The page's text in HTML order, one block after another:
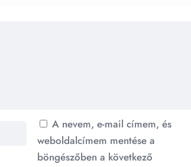
A nevem, e-mail címem, és
weboldalcímem mentése a
böngészőben a következő